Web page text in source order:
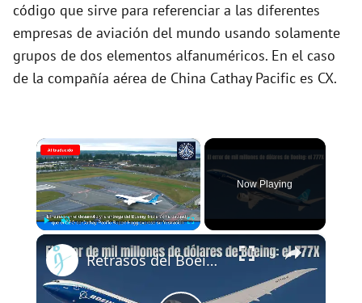
código que sirve para referenciar a las diferentes
empresas de aviación del mundo usando solamente
grupos de dos elementos alfanuméricos. En el caso
de la compañía aérea de China Cathay Pacific es CX.
×
Now Playing
×
Retrasos del Boeing 777X: un gran dolor de cabeza para las aerolíneas globales